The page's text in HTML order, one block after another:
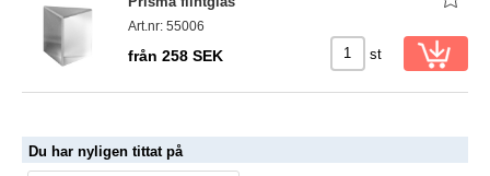
Art.nr: 55006
från 258 SEK st
Du har nyligen tittat på